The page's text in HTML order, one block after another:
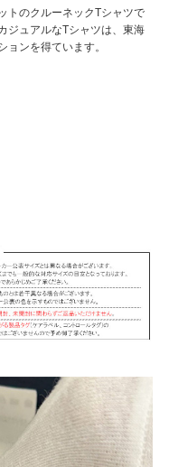
トのクルーネックTシャツで
ジュアルなTシャツは、東海
ンを得ています。